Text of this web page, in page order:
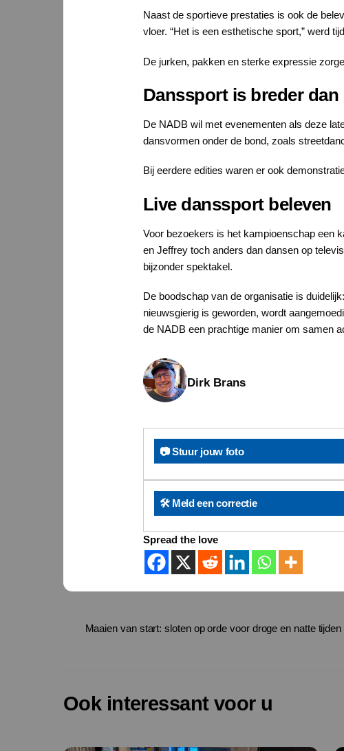
Naast de sportieve prestaties is ook de
vloer. “Het is een esthetische sport,” werd
De jurken, pakken en sterke expressie
Danssport is breder
De NADB wil met evenementen als deze
dansvormen onder de bond, zoals
Bij eerdere edities waren er ook
Live danssport beleven
Voor bezoekers is het kampioenschap een
en Jeffrey toch anders dan dansen op
bijzonder spektakel.
De boodschap van de organisatie is
nieuwsgierig is geworden, wordt
de NADB een prachtige manier om samen
Dirk Brans
📷 Stuur jouw foto
🛠️ Meld een correctie
Spread the love
Maaien van start: sloten op orde voor droge en natte tijden
Ook interessant voor u